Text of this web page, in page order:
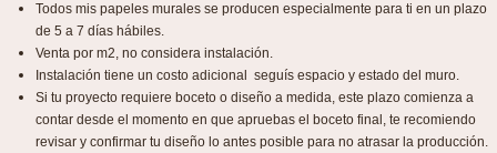
Todos mis papeles murales se producen especialmente para ti en un plazo
de 5 a 7 días hábiles.
Venta por m2, no considera instalación.
Instalación tiene un costo adicional seguís espacio y estado del muro.
Si tu proyecto requiere boceto o diseño a medida, este plazo comienza a
contar desde el momento en que apruebas el boceto final, te recomiendo
revisar y confirmar tu diseño lo antes posible para no atrasar la producción.